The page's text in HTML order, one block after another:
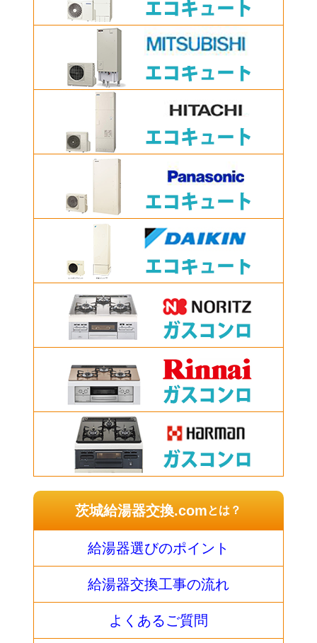
茨城給湯器交換.comとは？
給湯器選びのポイント
給湯器交換工事の流れ
よくあるご質問